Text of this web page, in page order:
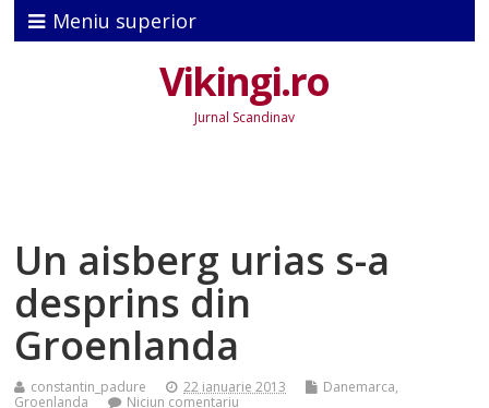
Meniu superior
Vikingi.ro
Jurnal Scandinav
Un aisberg urias s-a
desprins din
Groenlanda
constantin_padure 22 ianuarie 2013 Danemarca,
Groenlanda
Niciun comentariu